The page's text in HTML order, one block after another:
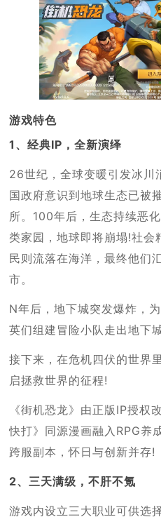
游戏特色
1、经典IP，全新演绎
26世纪，全球变暖引发冰川
国政府意识到地球生态已被
所。100年后，生态持续恶
类家园，地球即将崩塌!社会
民则流落在海洋，最终他们
市。
N年后，地下城突发爆炸，
英们组建冒险小队走出地下
接下来，在危机四伏的世界
启拯救世界的征程!
《街机恐龙》由正版IP授权
快打》同源漫画融入RPG养
跨服副本，怀日与创新并存!
2、三天满级，不肝不氪
游戏内设立三大职业可供选